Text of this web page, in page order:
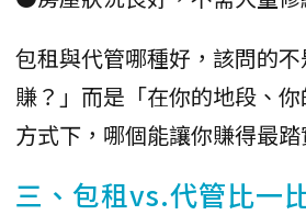
包租與代管哪種好，該問的
賺？」而是「在你的地段、
方式下，哪個能讓你賺得最踏
三、包租vs.代管比一